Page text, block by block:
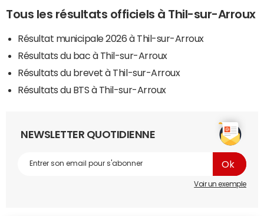
Tous les résultats officiels à Thil-sur-Arroux
Résultat municipale 2026 à Thil-sur-Arroux
Résultats du bac à Thil-sur-Arroux
Résultats du brevet à Thil-sur-Arroux
Résultats du BTS à Thil-sur-Arroux
NEWSLETTER QUOTIDIENNE
Voir un exemple